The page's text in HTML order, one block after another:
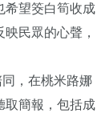
希望筊白筍收成
民眾的心聲，
，在桃米路娜
取簡報，包括成